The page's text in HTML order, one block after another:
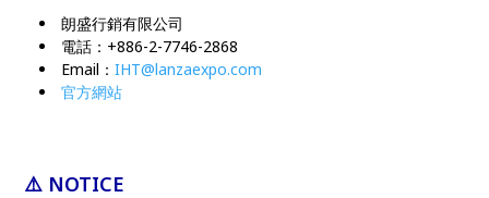
朗盛行銷有限公司
電話：+886-2-7746-2868
Email：IHT@lanzaexpo.com
官方網站
⚠️ NOTICE